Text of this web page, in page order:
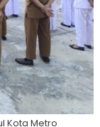
Kota Metro